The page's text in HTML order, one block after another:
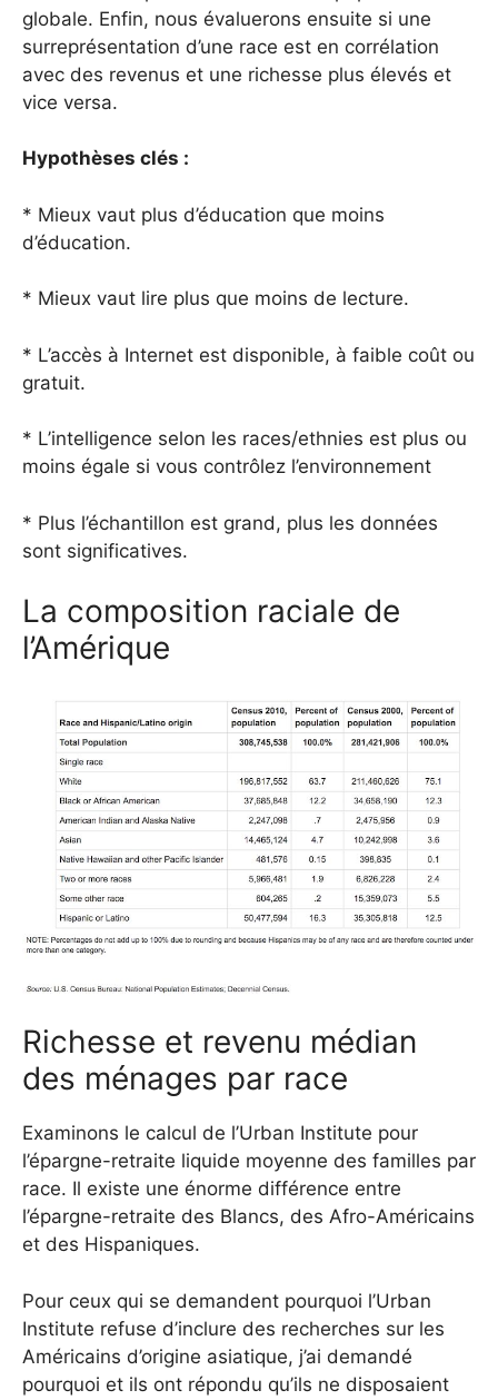
globale. Enfin, nous évaluerons ensuite si une
surreprésentation d’une race est en corrélation
avec des revenus et une richesse plus élevés et
vice versa.
Hypothèses clés :
* Mieux vaut plus d’éducation que moins
d’éducation.
* Mieux vaut lire plus que moins de lecture.
* L’accès à Internet est disponible, à faible coût ou
gratuit.
* L’intelligence selon les races/ethnies est plus ou
moins égale si vous contrôlez l’environnement
* Plus l’échantillon est grand, plus les données
sont significatives.
La composition raciale de
l’Amérique
Richesse et revenu médian
des ménages par race
Examinons le calcul de l’Urban Institute pour
l’épargne-retraite liquide moyenne des familles par
race. Il existe une énorme différence entre
l’épargne-retraite des Blancs, des Afro-Américains
et des Hispaniques.
Pour ceux qui se demandent pourquoi l’Urban
Institute refuse d’inclure des recherches sur les
Américains d’origine asiatique, j’ai demandé
pourquoi et ils ont répondu qu’ils ne disposaient